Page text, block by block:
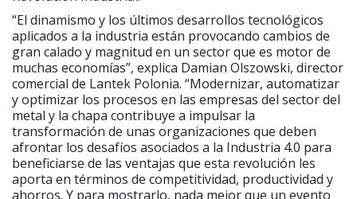
“El dinamismo y los últimos desarrollos tecnológicos
aplicados a la industria están provocando cambios de
gran calado y magnitud en un sector que es motor de
muchas economías”, explica Damian Olszowski, director
comercial de Lantek Polonia. “Modernizar, automatizar
y optimizar los procesos en las empresas del sector del
metal y la chapa contribuye a impulsar la
transformación de unas organizaciones que deben
afrontar los desafíos asociados a la Industria 4.0 para
beneficiarse de las ventajas que esta revolución les
aporta en términos de competitividad, productividad y
ahorros. Y para mostrarlo, nada mejor que un evento